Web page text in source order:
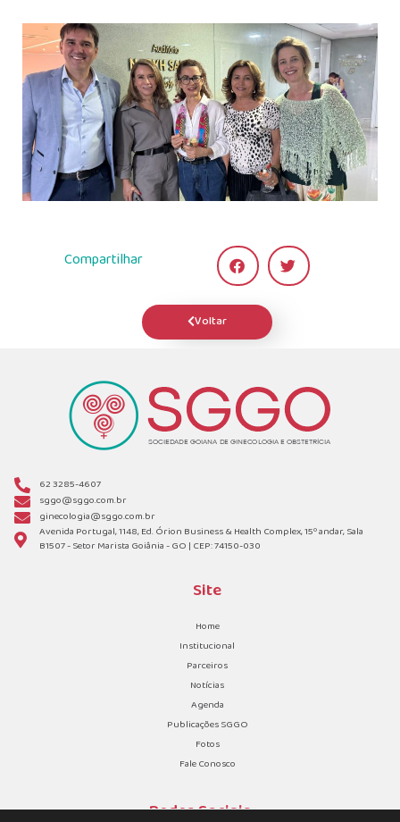
Compartilhar
Voltar
62 3285-4607
sggo@sggo.com.br
ginecologia@sggo.com.br
Avenida Portugal, 1148, Ed. Órion Business & Health Complex, 15º andar, Sala
B1507 - Setor Marista Goiânia - GO | CEP: 74150-030
Site
Home
Institucional
Parceiros
Notícias
Agenda
Publicações SGGO
Fotos
Fale Conosco
Redes Sociais